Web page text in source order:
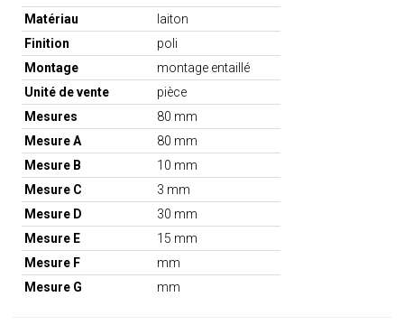
Matériau
laiton
Finition
poli
Montage
montage entaillé
Unité de vente
pièce
Mesures
80 mm
Mesure A
80 mm
Mesure B
10 mm
Mesure C
3 mm
Mesure D
30 mm
Mesure E
15 mm
Mesure F
mm
Mesure G
mm